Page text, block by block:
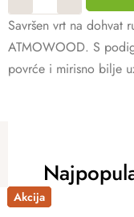
Savršen vrt na dohvat
ATMOWOOD. S
povrće i mirisno bilje
Akcija
Akcija
Akcija
Akcija
Akcija